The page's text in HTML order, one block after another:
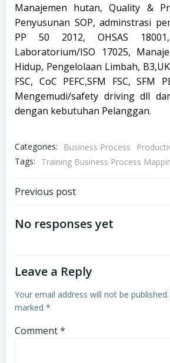
Manajemen hutan, Quality &
Penyusunan SOP, adminstrasi
PP 50 2012, OHSAS
Laboratorium/ISO 17025,
Hidup, Pengelolaan Limbah,
FSC, CoC PEFC,SFM FSC, SFM
Mengemudi/safety driving dll
dengan kebutuhan Pelanggan.
Categories: Business Process
Tags:
Training Business Process
Post
navigation
Previous post
No responses yet
Leave a Reply
Your email address will not be published.
marked *
Comment*